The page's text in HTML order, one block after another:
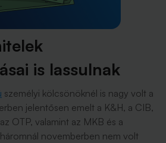
is lassulnak
személyi kölcsönöknél is nagy volt a
jelentősen emelt a K&H, a CIB,
OTP, valamint az MKB és a
novemberben nem volt